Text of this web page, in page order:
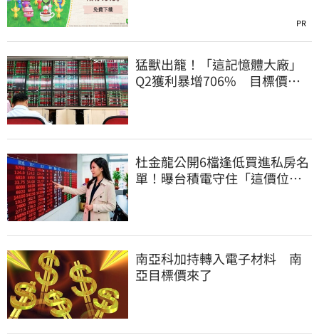
PR
猛獸出籠！「這記憶體大廠」
Q2獲利暴增706% 目標價上
杜金龍公開6檔逢低買進私房名
單！曝台積電守住「這價位」
南亞科加持轉入電子材料 南
亞目標價來了